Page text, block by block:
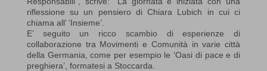
riflessione su un pensiero di Chiara Lubich in cui ci
chiama all’ ‘Insieme’.
E’ seguito un ricco scambio di esperienze di
collaborazione tra Movimenti e Comunità in varie città
della Germania, come per esempio le ‘Oasi di pace e di
preghiera’, formatesi a Stoccarda.